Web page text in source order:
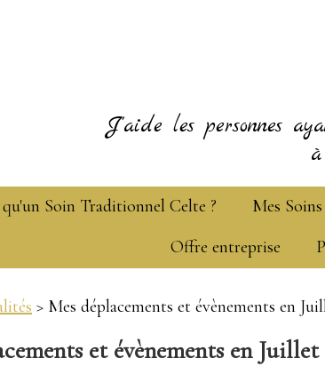
J'aide les personnes
qu'un Soin Traditionnel Celte ? Mes
Offre entreprise
> Mes déplacements et évènements en
et évènements en Juillet